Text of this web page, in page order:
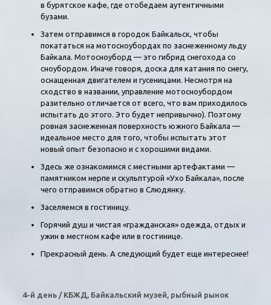
в бурятское кафе, где отобедаем аутентичными
бузами.
Затем отправимся в городок Байкальск, чтобы
покататься на мотосноубордах по заснеженному льду
Байкала. Мотосноуборд — это гибрид снегохода со
сноубордом. Иначе говоря, доска для катания по снегу,
оснащенная двигателем и гусеницами. Несмотря на
сходство в названии, управление мотосноубордом
разительно отличается от всего, что вам приходилось
испытать до этого. Это будет непривычно). Поэтому
ровная заснеженная поверхность южного Байкала —
идеальное место для того, чтобы испытать этот
новый опыт безопасно и с хорошими видами.
Здесь же ознакомимся с местными артефактами —
памятником нерпе и скульптурой «Ухо Байкала», после
чего отправимся обратно в Слюдянку.
Заселяемся в гостиницу.
Горячий душ и чистая «гражданская» одежда, отдых и
ужин в местном кафе или в гостинице.
Прекрасный день. А следующий будет еще интереснее!
4-й день / КБЖД, Байкальский музей, рыбный рынок